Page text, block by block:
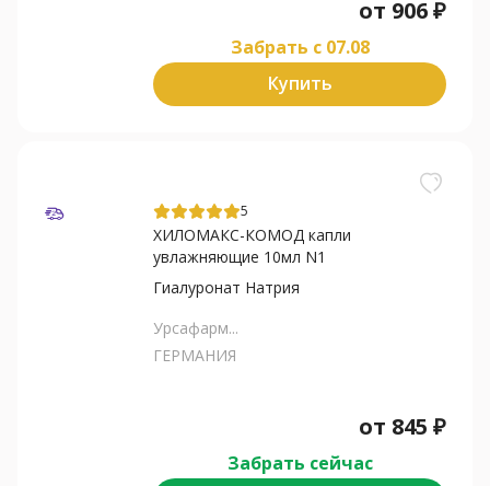
от 906₽
Забрать c 07.08
Купить
5
ХИЛОМАКС-КОМОД капли
увлажняющие 10мл N1
Гиалуронат Натрия
Урсафарм...
ГЕРМАНИЯ
от 845 ₽
Забрать сейчас